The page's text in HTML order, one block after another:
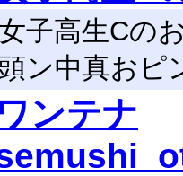
子高生Cの
ン中真おピ
ワンテナ